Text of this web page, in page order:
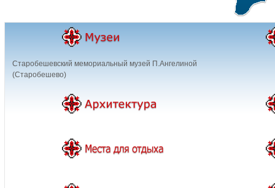
Старобешевский мемориальный музей П.Ангелиной
(Старобешево)